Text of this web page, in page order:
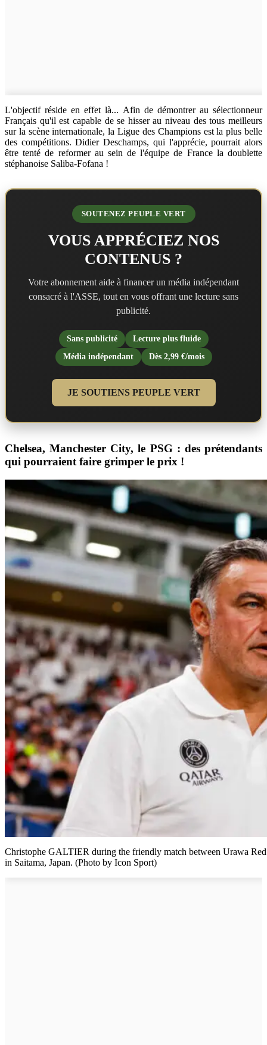
L'objectif réside en effet là... Afin de démontrer au sélectionneur
Français qu'il est capable de se hisser au niveau des tous meilleurs
sur la scène internationale, la Ligue des Champions est la plus belle
des compétitions. Didier Deschamps, qui l'apprécie, pourrait alors
être tenté de reformer au sein de l'équipe de France la doublette
stéphanoise Saliba-Fofana !
SOUTENEZ PEUPLE VERT
VOUS APPRÉCIEZ NOS
CONTENUS ?
Votre abonnement aide à financer un média indépendant
consacré à l'ASSE, tout en vous offrant une lecture sans
publicité.
Sans publicité
Lecture plus fluide
Média indépendant
Dès 2,99 €/mois
JE SOUTIENS PEUPLE VERT
Chelsea, Manchester City, le PSG : des prétendants
qui pourraient faire grimper le prix !
Christophe GALTIER during the friendly match between Urawa
in Saitama, Japan. (Photo by Icon Sport)